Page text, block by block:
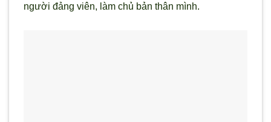
người đảng viên, làm chủ bản thân mình.